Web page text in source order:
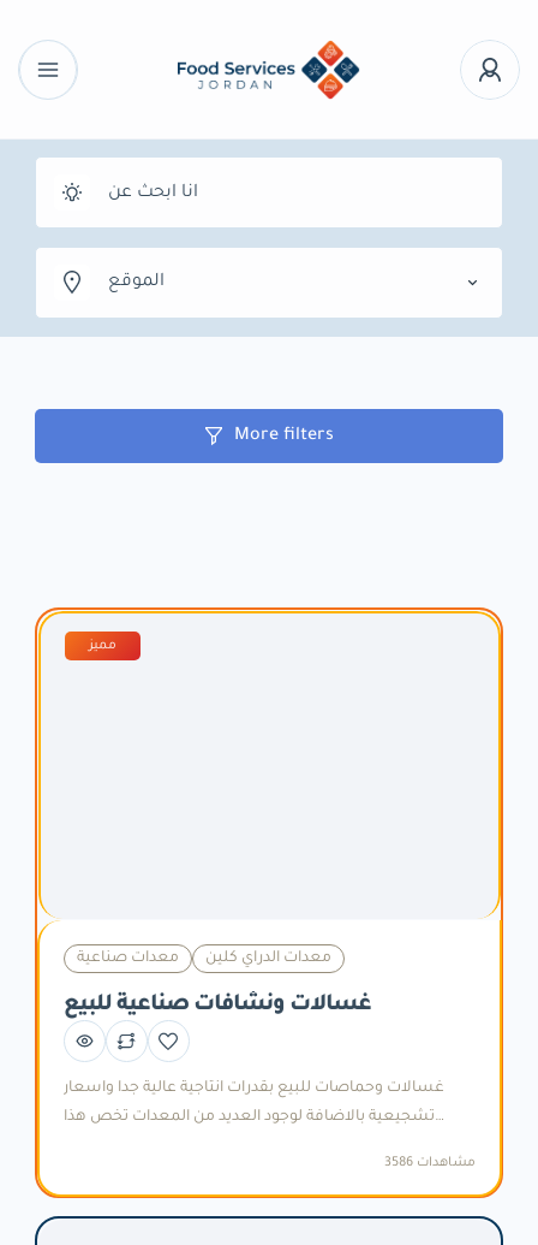
الموقع
More filters
مميز
معدات صناعية معدات الدراي كلين
غسالات ونشافات صناعية للبيع
غسالات وحماصات للبيع بقدرات انتاجية عالية جدا واسعار
تشجيعية بالاضافة لوجود العديد من المعدات تخص هذا
3586 مشاهدات